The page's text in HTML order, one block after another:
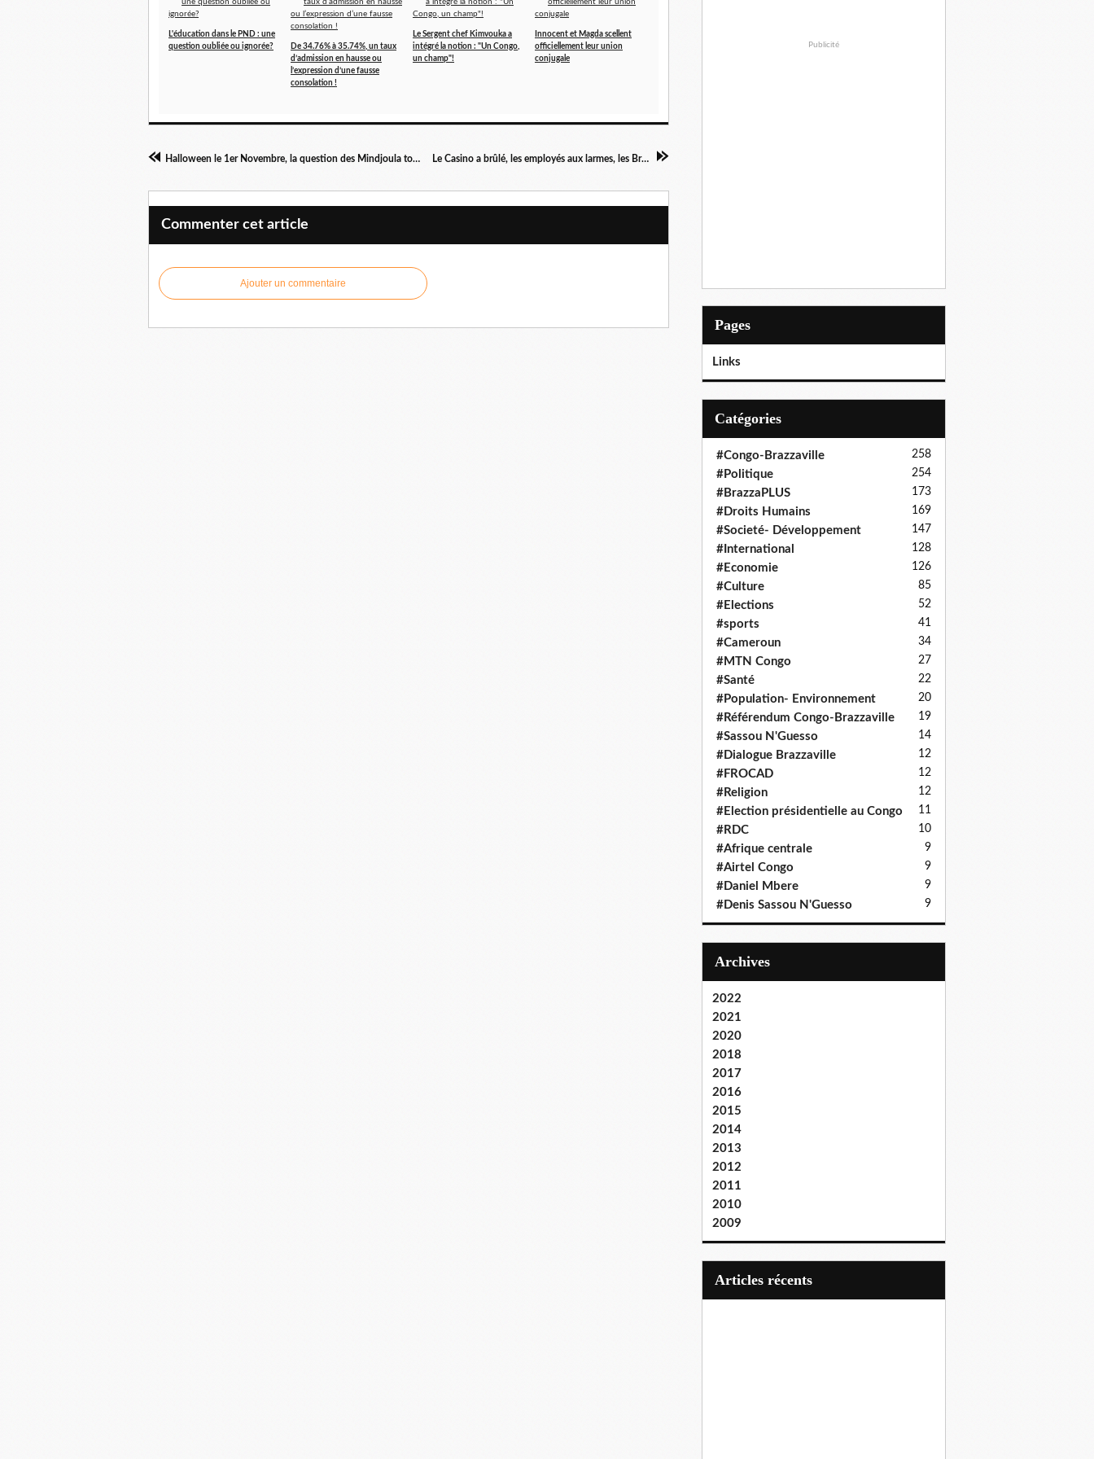
L'éducation dans le PND : une
question oubliée ou ignorée?
De 34.76% à 35.74%, un taux
d’admission en hausse ou
l’expression d’une fausse
consolation !
Le Sergent chef Kimvouka a
intégré la notion : "Un Congo,
un champ"!
Innocent et Magda scellent
officiellement leur union
conjugale
Halloween le 1er Novembre, la question des Mindjoula toujours pas résolue! Le Casino a brûlé, les employés aux larmes, les Brazzavillois émus!
Commenter cet article
Ajouter un commentaire
Publicité
Pages
Links
Catégories
#Congo-Brazzaville 258
#Politique 254
#BrazzaPLUS 173
#Droits Humains 169
#Societé- Développement 147
#International 128
#Economie 126
#Culture 85
#Elections 52
#sports 41
#Cameroun 34
#MTN Congo 27
#Santé 22
#Population- Environnement 20
#Référendum Congo-Brazzaville 19
#Sassou N'Guesso 14
#Dialogue Brazzaville 12
#FROCAD 12
#Religion 12
#Election présidentielle au Congo 11
#RDC 10
#Afrique centrale 9
#Airtel Congo 9
#Daniel Mbere 9
#Denis Sassou N'Guesso 9
Archives
2022
2021
2020
2018
2017
2016
2015
2014
2013
2012
2011
2010
2009
articles récents